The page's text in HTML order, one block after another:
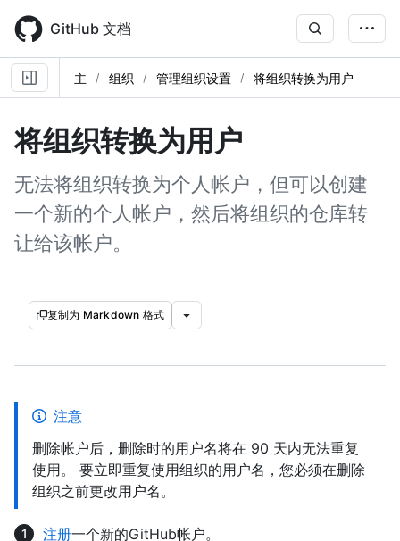
main
content
GitHub 文档
主 组织 管理组织设置 将组织转换为用户
将组织转换为用户
无法将组织转换为个人帐户，但可以创建
一个新的个人帐户，然后将组织的仓库转
让给该帐户。
复制为 Markdown 格式
注意
删除帐户后，删除时的用户名将在 90 天内无法重复
使用。 要立即重复使用组织的用户名，您必须在删除
组织之前更改用户名。
注册一个新的GitHub帐户。